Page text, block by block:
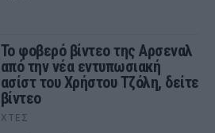
Το φοβερό βίντεο της Αρσεναλ
από την νέα εντυπωσιακή
ασίστ του Χρήστου Τζόλη, δείτε
βίντεο
ΧΤΕΣ